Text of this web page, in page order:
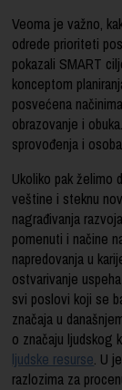
Veoma je važno,
odrede prioriteti
pokazali SMART
konceptom
posvećena
obrazovanje i
sprovođenja i
Ukoliko pak želimo
veštine i steknu
nagrađivanja
pomenuti i načine
napredovanja u
ostvarivanje
svi poslovi koji se
značaja u
o značaju ljudskog
ljudske resurse. U
razlozima za